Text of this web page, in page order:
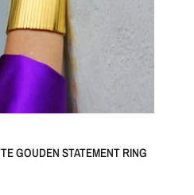
GOUDEN STATEMENT RING